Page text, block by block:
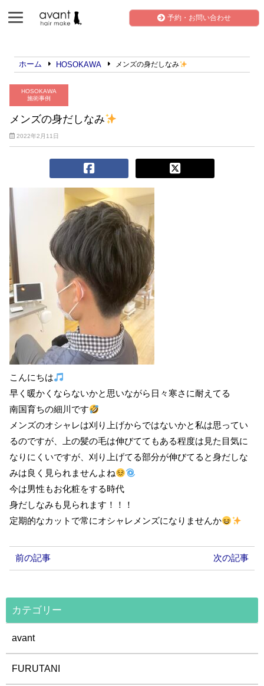
予約・お問い合わせ
ホーム HOSOKAWA メンズの身だしなみ
HOSOKAWA
施術事例
メンズの身だしなみ
2022年2月11日
こんにちは
早く暖かくならないかと思いながら日々寒さに耐えてる
南国育ちの細川です
メンズのオシャレは刈り上げからではないかと私は思ってい
るのですが、上の髪の毛は伸びててもある程度は見た目気に
なりにくいですが、刈り上げてる部分が伸びてると身だしな
みは良く見られませんよね
今は男性もお化粧をする時代
身だしなみも見られます！！！
定期的なカットで常にオシャレメンズになりませんか
前の記事 次の記事
カテゴリー
avant
FURUTANI